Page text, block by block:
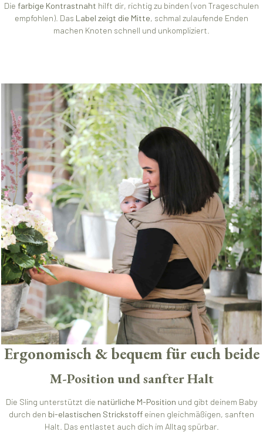
Die farbige Kontrastnaht hilft dir, richtig zu binden (von Trageschulen
empfohlen). Das Label zeigt die Mitte, schmal zulaufende Enden
machen Knoten schnell und unkompliziert.
Ergonomisch & bequem für euch beide
M-Position und sanfter Halt
Die Sling unterstützt die natürliche M-Position und gibt deinem Baby
durch den bi-elastischen Strickstoff einen gleichmäßigen, sanften
Halt. Das entlastet auch dich im Alltag spürbar.